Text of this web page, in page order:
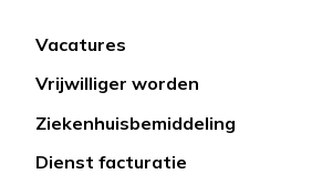
Lien
rapide
Vacatures
Vrijwilliger worden
Ziekenhuisbemiddeling
Dienst facturatie